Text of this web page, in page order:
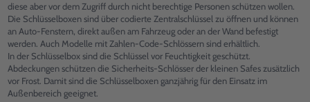
diese aber vor dem Zugriff durch nicht berechtige Personen schützen wollen.
Die Schlüsselboxen sind über codierte Zentralschlüssel zu öffnen und können
an Auto-Fenstern, direkt außen am Fahrzeug oder an der Wand befestigt
werden. Auch Modelle mit Zahlen-Code-Schlössern sind erhältlich.
In der Schlüsselbox sind die Schlüssel vor Feuchtigkeit geschützt.
Abdeckungen schützen die Sicherheits-Schlösser der kleinen Safes zusätzlich
vor Frost. Damit sind die Schlüsselboxen ganzjährig für den Einsatz im
Außenbereich geeignet.